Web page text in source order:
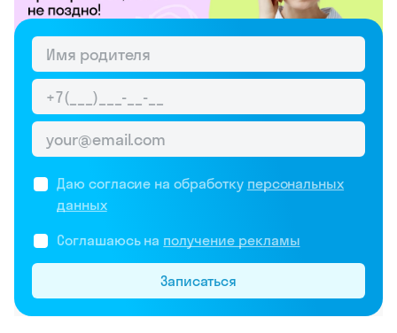
Даю согласие на обработку персональных
данных
Соглашаюсь на получение рекламы
Записаться